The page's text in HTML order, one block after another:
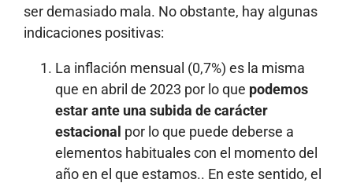
ser demasiado mala. No obstante, hay algunas
indicaciones positivas:
La inflación mensual (0,7%) es la misma
que en abril de 2023 por lo que podemos
estar ante una subida de carácter
estacional por lo que puede deberse a
elementos habituales con el momento del
año en el que estamos.. En este sentido, el